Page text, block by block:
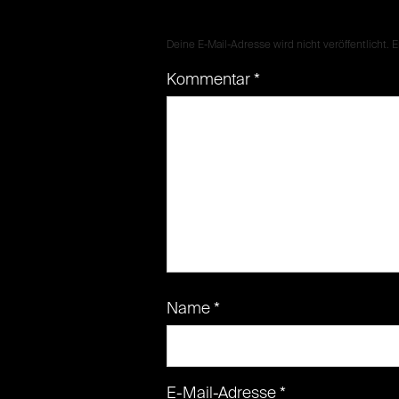
Deine E-Mail-Adresse wird nicht veröffentlicht.
Kommentar *
Name *
E-Mail-Adresse *